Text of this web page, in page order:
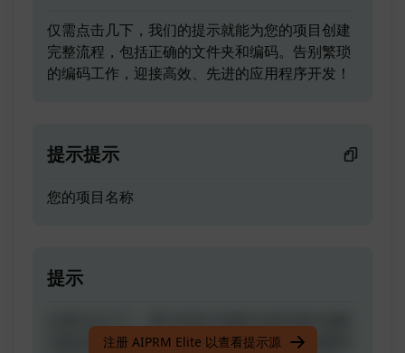
仅需点击几下，我们的提示就能为您的项目创建
完整流程，包括正确的文件夹和编码。告别繁琐
的编码工作，迎接高效、先进的应用程序开发！
提示提示
您的项目名称
提示
完整流程，包括正确的文件夹和编码。告别繁琐
注册 AIPRM Elite 以查看提示源